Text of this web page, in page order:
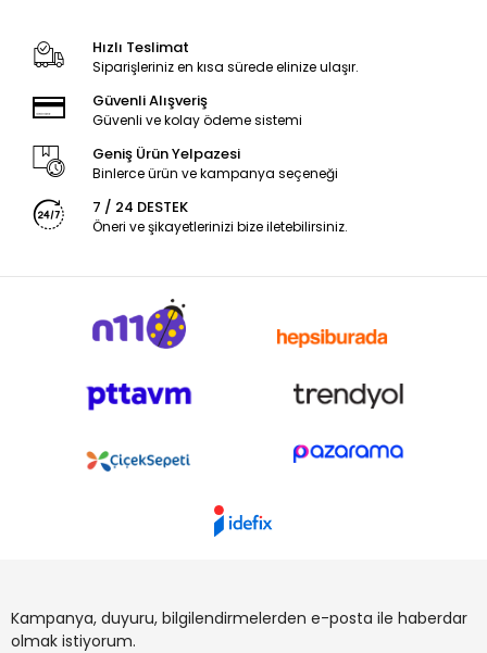
Hızlı Teslimat
Siparişleriniz en kısa sürede elinize ulaşır.
Güvenli Alışveriş
Güvenli ve kolay ödeme sistemi
Geniş Ürün Yelpazesi
Binlerce ürün ve kampanya seçeneği
7 / 24 DESTEK
Öneri ve şikayetlerinizi bize iletebilirsiniz.
Kampanya, duyuru, bilgilendirmelerden e-posta ile haberdar
olmak istiyorum.